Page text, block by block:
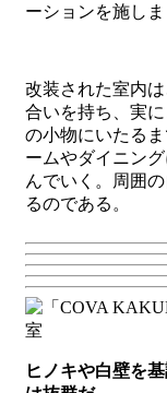
ーションを施しま
改装された室内
合いを持ち、実
の小物にいたる
ームやダイニン
んでいく。周囲
るのである。
ヒノキや白壁を